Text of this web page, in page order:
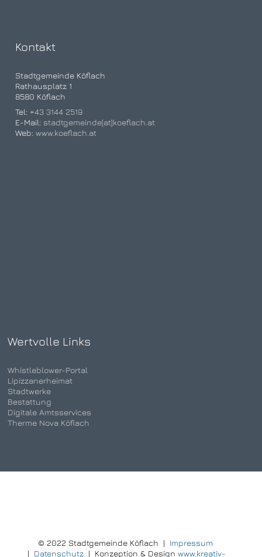
Kontakt
Stadtgemeinde Köflach
Rathausplatz 1
8580 Köflach
Tel: +43 3144 2519
E-Mail: stadtgemeinde[at]koeflach.at
Web:www.koeflach.at
Wertvolle Links
Whistleblower-Portal
Lipizzanerheimat
Stadtwerke
Bestattung
Digitale Amtsservices
Therme Nova Köflach
© 2022 Stadtgemeinde Köflach | Impressum
| Datenschutz| Konzeption & Design www.kreativ-